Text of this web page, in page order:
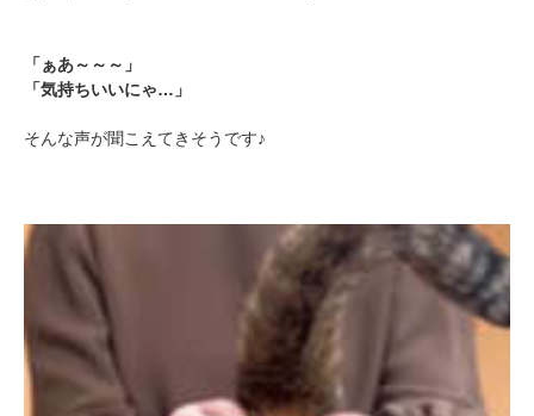
「ぁあ～～～」
「気持ちいいにゃ…」
そんな声が聞こえてきそうです♪